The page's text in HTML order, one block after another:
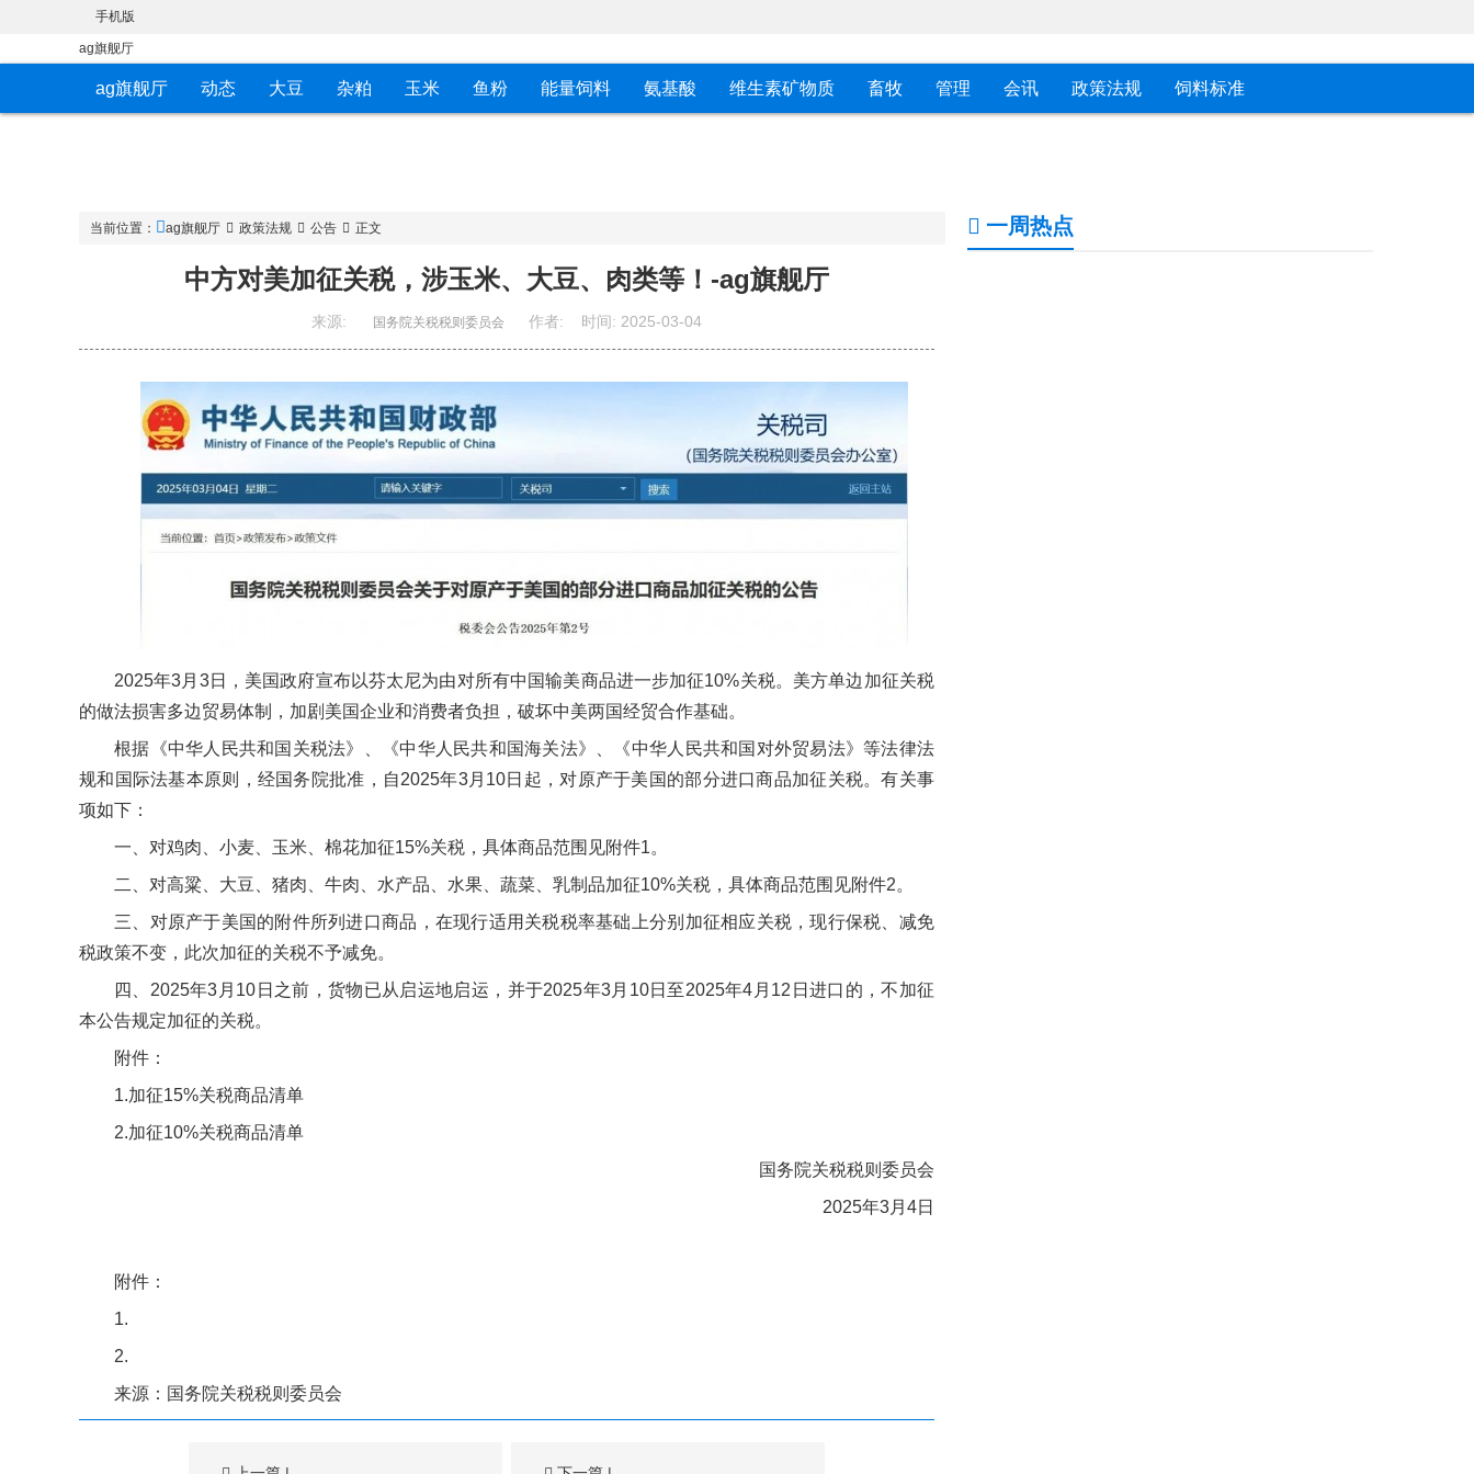
手机版
ag旗舰厅
ag旗舰厅 动态 大豆 杂粕 玉米 鱼粉 能量饲料 氨基酸 维生素矿物质 畜牧 管理 会讯 政策法规 饲料标准
当前位置： ag旗舰厅 政策法规 公告 正文
中方对美加征关税，涉玉米、大豆、肉类等！-ag旗舰厅
来源: 国务院关税税则委员会 作者: 时间: 2025-03-04
2025年3月3日，美国政府宣布以芬太尼为由对所有中国输美商品进一步加征10%关税。美方单边加征关税
的做法损害多边贸易体制，加剧美国企业和消费者负担，破坏中美两国经贸合作基础。
根据《中华人民共和国关税法》、《中华人民共和国海关法》、《中华人民共和国对外贸易法》等法律法
规和国际法基本原则，经国务院批准，自2025年3月10日起，对原产于美国的部分进口商品加征关税。有关事
项如下：
一、对鸡肉、小麦、玉米、棉花加征15%关税，具体商品范围见附件1。
二、对高粱、大豆、猪肉、牛肉、水产品、水果、蔬菜、乳制品加征10%关税，具体商品范围见附件2。
三、对原产于美国的附件所列进口商品，在现行适用关税税率基础上分别加征相应关税，现行保税、减免
税政策不变，此次加征的关税不予减免。
四、2025年3月10日之前，货物已从启运地启运，并于2025年3月10日至2025年4月12日进口的，不加征
本公告规定加征的关税。
附件：
1.加征15%关税商品清单
2.加征10%关税商品清单
国务院关税税则委员会
2025年3月4日
附件：
1.
2.
来源：国务院关税税则委员会
一周热点